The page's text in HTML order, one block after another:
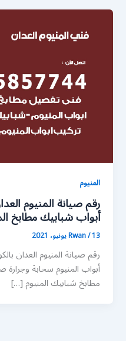
المنيوم
أبواب شبابيك مطابخ
Rwan/13 يونيو، 2021
رقم صيانة المنيوم العدان
أبواب المنيوم سحابة
مطابخ شبابيك المنيوم […]